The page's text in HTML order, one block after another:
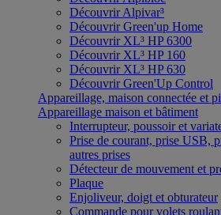
Découvrir Alpivar³
Découvrir Green'up Home
Découvrir XL³ HP 6300
Découvrir XL³ HP 160
Découvrir XL³ HP 630
Découvrir Green'Up Control
Appareillage, maison connectée et
Appareillage maison et bâtiment
Interrupteur, poussoir et
Prise de courant, prise USB,
autres prises
Détecteur de mouvement et
Plaque
Enjoliveur, doigt et obturateur
Commande pour volets